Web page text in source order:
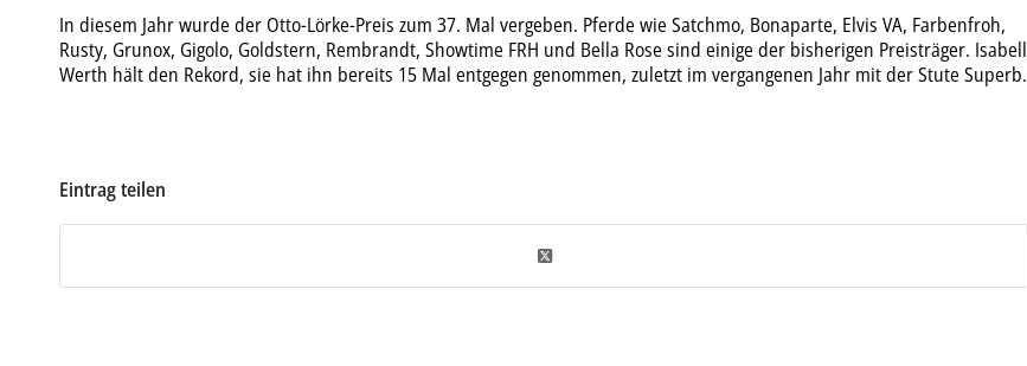
In diesem Jahr wurde der Otto-Lörke-Preis zum 37. Mal vergeben. Pferde wie Satchmo, Bonaparte, Elvis VA, Farbenfroh,
Rusty, Grunox, Gigolo, Goldstern, Rembrandt, Showtime FRH und Bella Rose sind einige der bisherigen Preisträger. Isabell
Werth hält den Rekord, sie hat ihn bereits 15 Mal entgegen genommen, zuletzt im vergangenen Jahr mit der Stute Superb.
Eintrag teilen